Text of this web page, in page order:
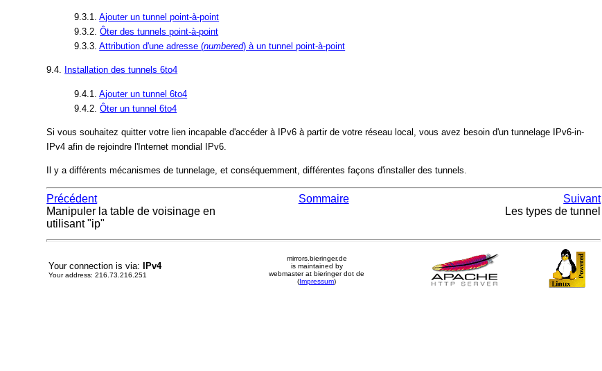
9.3.1.Ajouter un tunnel point-à-point
9.3.2.Ôter des tunnels point-à-point
9.3.3.Attribution d'une adresse (numbered) à un tunnel point-à-point
9.4. Installation des tunnels 6to4
9.4.1.Ajouter un tunnel 6to4
9.4.2.Ôter un tunnel 6to4
Si vous souhaitez quitter votre lien incapable d'accéder à IPv6 à partir de votre réseau local, vous avez besoin d'un tunnelage IPv6-in-
IPv4 afin de rejoindre l'Internet mondial IPv6.
Il y a différents mécanismes de tunnelage, et conséquemment, différentes façons d'installer des tunnels.
Précédent Sommaire
Suivant
Manipuler la table de voisinage en
utilisant "ip"
Les types de tunnel
Your connection is via: IPv4
Your address: 216.73.216.251
mirrors.bieringer.de
is maintained by
webmaster at bieringer dot de
(Impressum)